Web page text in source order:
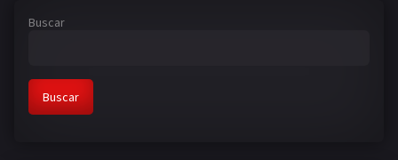
Buscar
Buscar